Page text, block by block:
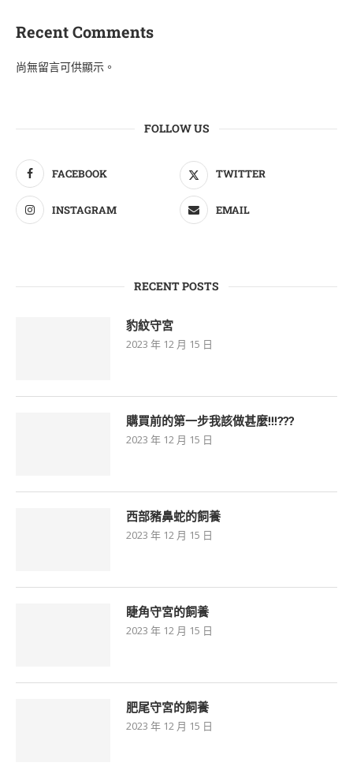
Recent Comments
尚無留言可供顯示。
FOLLOW US
FACEBOOK TWITTER
INSTAGRAM EMAIL
RECENT POSTS
豹紋守宮
2023 年 12 月 15 日
購買前的第一步我該做甚麼!!!???
2023 年 12 月 15 日
西部豬鼻蛇的飼養
2023 年 12 月 15 日
睫角守宮的飼養
2023 年 12 月 15 日
肥尾守宮的飼養
2023 年 12 月 15 日